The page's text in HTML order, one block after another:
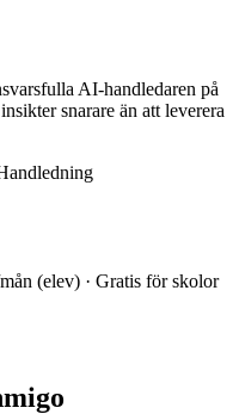
AI-handledaren på
snarare än att leverera
(elev) · Gratis för skolor